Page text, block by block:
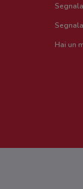
Hai un